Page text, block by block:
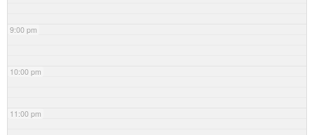
9:00 pm
10:00 pm
11:00 pm